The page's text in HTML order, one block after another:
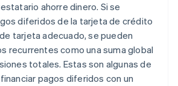
ahorre dinero. Si se
diferidos de la tarjeta de crédito
tarjeta adecuado, se pueden
recurrentes como una suma global
totales. Estas son algunas de
pagos diferidos con un